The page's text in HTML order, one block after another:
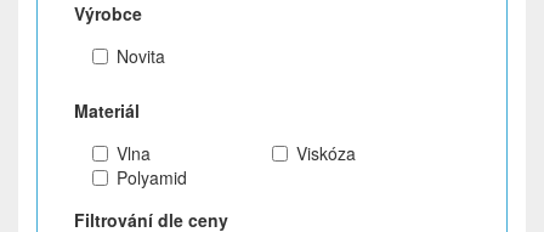
Výrobce
Novita
Materiál
Vlna
Viskóza
Polyamid
Filtrování dle ceny